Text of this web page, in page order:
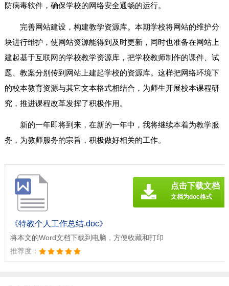
防病毒软件，确保学校的网络安全通畅的运行。
完善网站建设，构建教学资源库。本期学校将网站的维护分
块进行维护，使网站资源能得到及时更新，同时也准备在网站上
建起基于互联网的学校教学资源库，把学校教师制作的课件、试
题、教案分别传到网站上建起学校的资源库。这样把网络环境下
的校本教育资源与其它文本格式相结合，为师生开展校本课程研
究，推进课程改革发挥了积极作用。
新的一年即将到来，在新的一年中，我将继续本着为教学服
务，为教师服务的宗旨，积极做好相关的工作。
《特教个人工作总结.doc》
将本文的Word文档下载到电脑，方便收藏和打印
推荐度：
点击下载文档
文档为doc格式